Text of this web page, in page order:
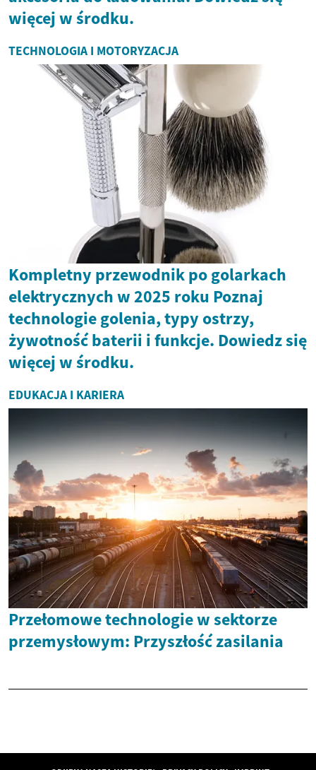
więcej w środku.
TECHNOLOGIA I MOTORYZACJA
Kompletny przewodnik po golarkach
elektrycznych w 2025 roku Poznaj
technologie golenia, typy ostrzy,
żywotność baterii i funkcje. Dowiedz się
więcej w środku.
EDUKACJA I KARIERA
Przełomowe technologie w sektorze
przemysłowym: Przyszłość zasilania